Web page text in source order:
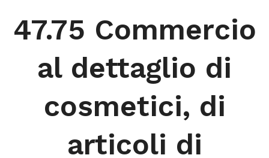
47.75 Commercio
al dettaglio di
cosmetici, di
articoli di